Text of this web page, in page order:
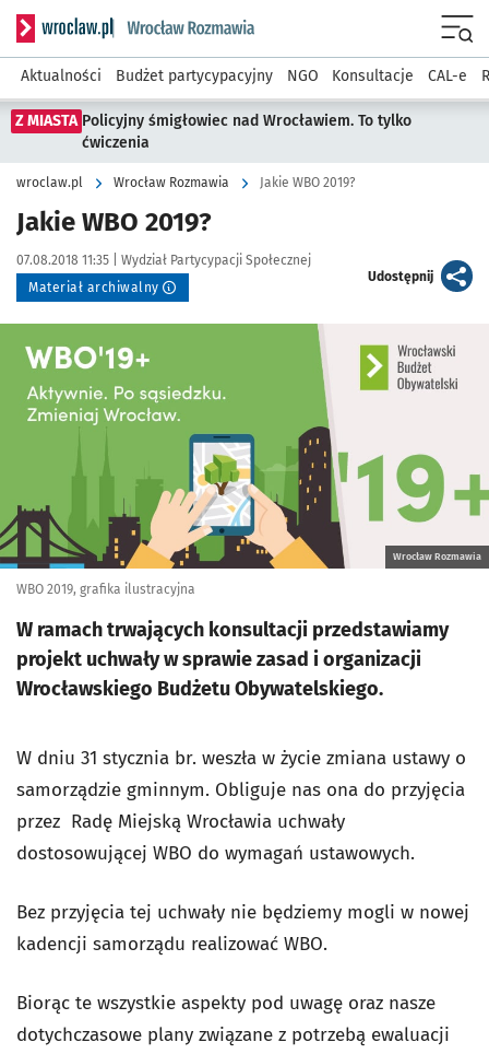
Serwis informacyjny wroclaw.pl podserwis: Rozmawia
Aktualności Budżet partycypacyjny NGO Konsultacje CAL-e
Z MIASTA Policyjny śmigłowiec nad Wrocławiem. To tylko
ćwiczenia
wroclaw.pl Wrocław Rozmawia Jakie WBO 2019?
Jakie WBO 2019?
Data publikacji:
07.08.2018 11:35 | Autor:
Wydział Partycypacji Społecznej
Materiał archiwalny
Udostępnijartykuł
Wrocław Rozmawia
WBO 2019, grafika ilustracyjna
W ramach trwających konsultacji przedstawiamy
projekt uchwały w sprawie zasad i organizacji
Wrocławskiego Budżetu Obywatelskiego.
W dniu 31 stycznia br. weszła w życie zmiana ustawy o
samorządzie gminnym. Obliguje nas ona do przyjęcia
przez Radę Miejską Wrocławia uchwały
dostosowującej WBO do wymagań ustawowych.
Bez przyjęcia tej uchwały nie będziemy mogli w nowej
kadencji samorządu realizować WBO.
Biorąc te wszystkie aspekty pod uwagę oraz nasze
dotychczasowe plany związane z potrzebą ewaluacji